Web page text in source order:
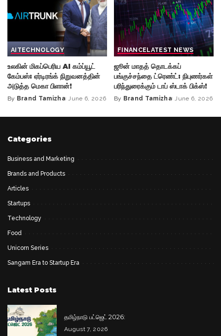
AI TECHNOLOGY
உலகின் மிகப்பெரிய AI கம்ப்யூட்
கேம்பஸ்: ஏர்டிரங்க் நிறுவனத்தின்
அடுத்த மெகா பிளான்!
Posted
By Brand Tamizha June 6, 2026
FINANCELATEST NEWS
ஜூன் மாதத் தொடக்கப்
பங்குச்சந்தை ட்ரெண்ட்: நிபுணர்கள்
பரிந்துரைக்கும் டாப் ஸ்டாக் பிக்ஸ்!
Posted
By Brand Tamizha June 6, 2026
Categories
Business and Marketing
Brands and Products
Articles
Startups
Technology
Food
Unicorn Series
Sangam Era to Startup Era
Latest Posts
தமிழ்நாடு பட்ஜெட் 2026:
August 7, 2026